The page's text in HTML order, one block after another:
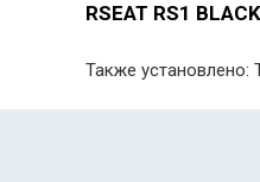
RSEAT RS1
Также установлено: